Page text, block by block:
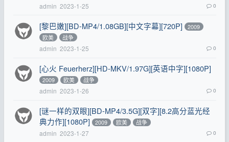
admin 2023-1-25 0
[黎巴嫩][BD-MP4/1.08GB][中文字幕][720P]
2009
欧美
战争
admin 2023-1-25 0
[心火 Feuerherz][HD-MKV/1.97G][英语中字][1080P]
2009 欧美 战争
admin 2023-1-26 0
[谜一样的双眼][BD-MP4/3.5G][双字][8.2高分蓝光经
典力作][1080P]
2009 欧美 战争
admin 2023-1-27 0